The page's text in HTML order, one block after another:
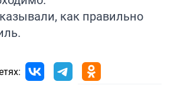
как правильно